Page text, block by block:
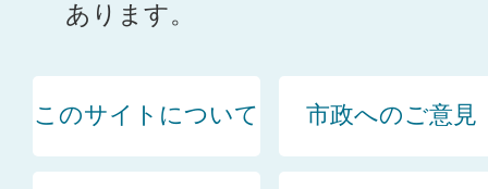
あります。
このサイトについて 市政へのご意見